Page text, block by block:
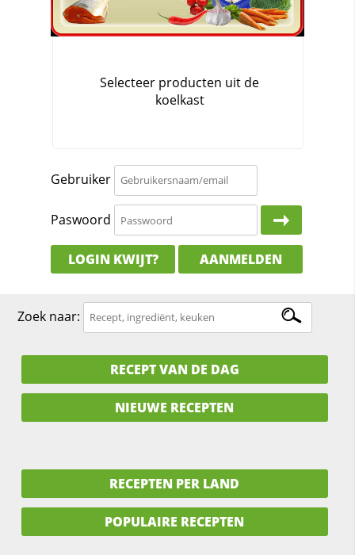
Gebruiker
Paswoord
LOGIN KWIJT? AANMELDEN
Zoek naar:
RECEPT VAN DE DAG
NIEUWE RECEPTEN
RECEPTEN PER LAND
POPULAIRE RECEPTEN